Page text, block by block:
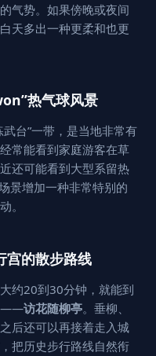
气势。如果傍晚或夜间
天多出一种更柔和也更
热气球风景
台”一带，是当地非常有
常能看到家庭游客在草
还可能看到大型系留热
景增加一种非常特别的
。
宫的散步路线
约20到30分钟，就能到
——访花随柳亭。垂柳、
后还可以再接着走入城
把历史步行路线自然衔